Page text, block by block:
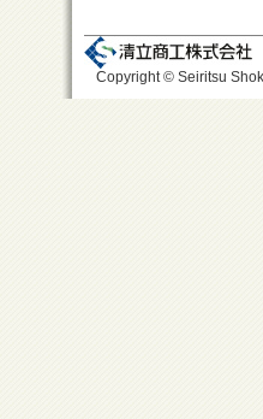
Copyright © Seiritsu